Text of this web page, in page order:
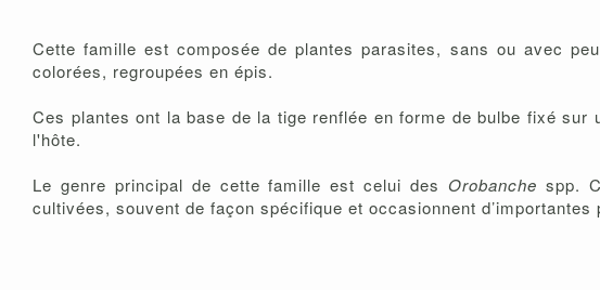
Cette famille est composée de plantes parasites, sans ou avec
colorées, regroupées en épis.
Ces plantes ont la base de la tige renflée en forme de bulbe fixé
l'hôte.
Le genre principal de cette famille est celui des Orobanche spp.
cultivées, souvent de façon spécifique et occasionnent d’importantes